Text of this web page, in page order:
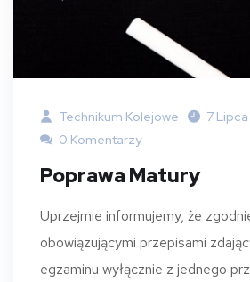
Technikum Kolejowe
7
0 Komentarzy
Poprawa Matury
Uprzejmie informujemy, że
obowiązującymi przepisami
egzaminu wyłącznie z jednego